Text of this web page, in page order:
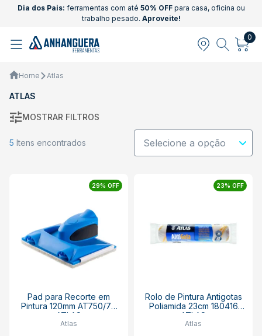
Dia dos Pais: ferramentas com até 50% OFFpara casa, oficina ou
trabalho pesado. Aproveite!
0
Home Atlas
ATLAS
MOSTRAR FILTROS
5 Itens encontrados
29% OFF
Pad para Recorte em
Pintura 120mm AT750/70
ATLAS
Atlas
23% OFF
Rolo de Pintura Antigotas
Poliamida 23cm 180416
ATLAS
Atlas